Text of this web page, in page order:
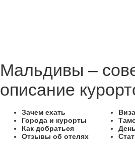
Мальдивы –
описание
Зачем ехать
Города и курорты
Как добраться
Отзывы об отелях
Виза